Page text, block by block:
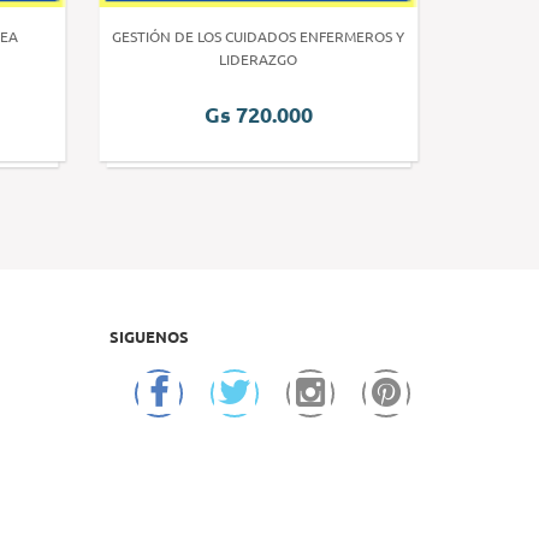
GESTIÓN DE LOS CUIDADOS ENFERMEROS Y
LIDERAZGO
Gs 720.000
SIGUENOS